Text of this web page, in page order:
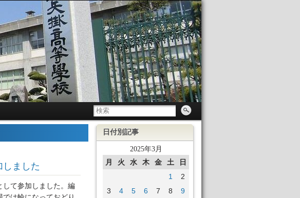
ました
して参加しました。編
日付別記事
2025年3月
月 火 水 木 金 土
日
1
2
3
4 5 6 7 8
9